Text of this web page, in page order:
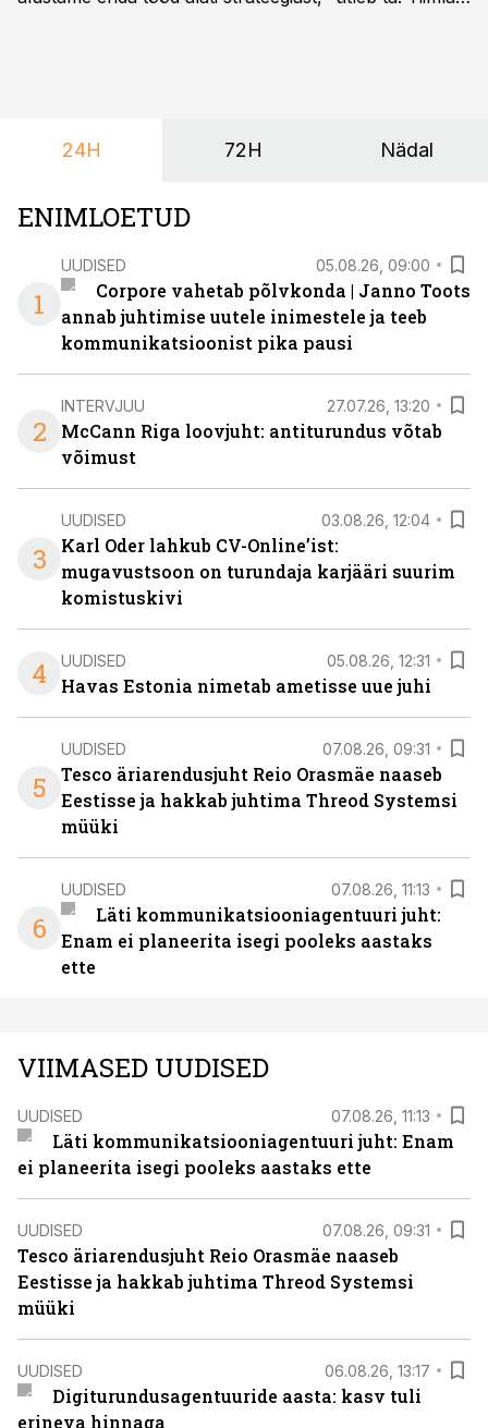
24H 72H Nädal
ENIMLOETUD
1
UUDISED 05.08.26, 09:00
Corpore vahetab põlvkonda | Janno Toots
annab juhtimise uutele inimestele ja teeb
kommunikatsioonist pika pausi
2
INTERVJUU 27.07.26, 13:20
McCann Riga loovjuht: antiturundus võtab
võimust
3
UUDISED 03.08.26, 12:04
Karl Oder lahkub CV-Online’ist:
mugavustsoon on turundaja karjääri suurim
komistuskivi
4 UUDISED 05.08.26, 12:31
Havas Estonia nimetab ametisse uue juhi
5
UUDISED 07.08.26, 09:31
Tesco äriarendusjuht Reio Orasmäe naaseb
Eestisse ja hakkab juhtima Threod Systemsi
müüki
6
UUDISED 07.08.26, 11:13
Läti kommunikatsiooniagentuuri juht:
Enam ei planeerita isegi pooleks aastaks
ette
VIIMASED UUDISED
UUDISED 07.08.26, 11:13
Läti kommunikatsiooniagentuuri juht: Enam
ei planeerita isegi pooleks aastaks ette
UUDISED 07.08.26, 09:31
Tesco äriarendusjuht Reio Orasmäe naaseb
Eestisse ja hakkab juhtima Threod Systemsi
müüki
UUDISED 06.08.26, 13:17
Digiturundusagentuuride aasta: kasv tuli
erineva hinnaga